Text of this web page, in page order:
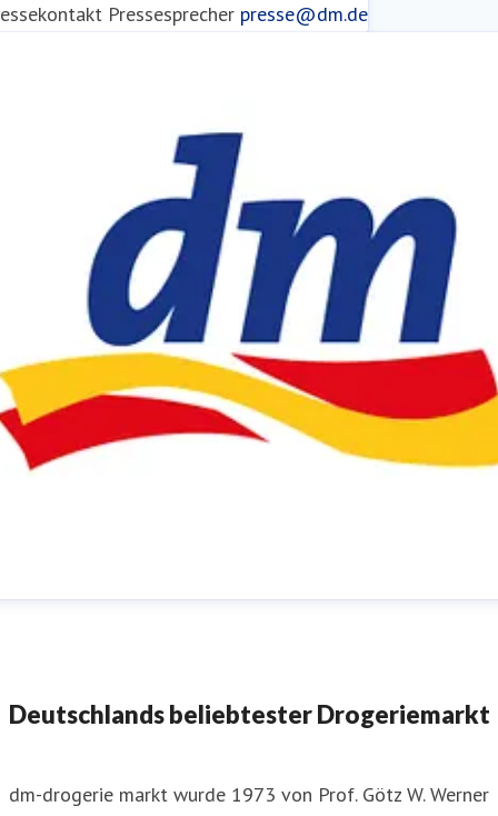
Pressesprecher presse@dm.de
Deutschlands beliebtester Drogeriemarkt
dm-drogerie markt wurde 1973 von Prof. Götz W. Werner